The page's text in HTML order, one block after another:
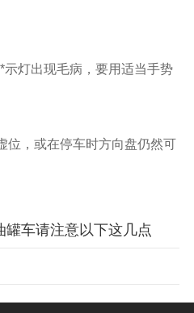
灯出现毛病，要用适当手势
位，或在停车时方向盘仍然可
罐车请注意以下这几点